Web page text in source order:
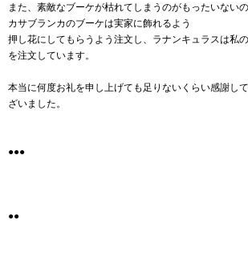
また、素敵なブーケが枯れてしまうのがもったいない
カサブランカのブーケは実家に飾れるよう
押し花にしてもらうよう注文し、ラナンキュラスは私
を注文しています。
本当に何度お礼を申し上げても足りないくらい感謝し
ざいました。
●●●
●●